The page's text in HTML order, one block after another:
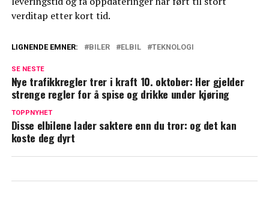
verditap etter kort tid.
LIGNENDE EMNER: BILER ELBIL TEKNOLOGI
SE NESTE
Nye trafikkregler trer i kraft 10. oktober: Her gjelder
strenge regler for å spise og drikke under kjøring
TOPPNYHET
Disse elbilene lader saktere enn du tror: og det kan
koste deg dyrt